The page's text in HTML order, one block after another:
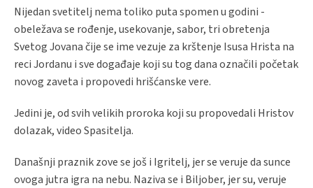
Nijedan svetitelj nema toliko puta spomen u godini -
obeležava se rođenje, usekovanje, sabor, tri obretenja
Svetog Jovana čije se ime vezuje za krštenje Isusa Hrista na
reci Jordanu i sve događaje koji su tog dana označili početak
novog zaveta i propovedi hrišćanske vere.
Jedini je, od svih velikih proroka koji su propovedali Hristov
dolazak, video Spasitelja.
Današnji praznik zove se još i Igritelj, jer se veruje da sunce
ovoga jutra igra na nebu. Naziva se i Biljober, jer su, veruje